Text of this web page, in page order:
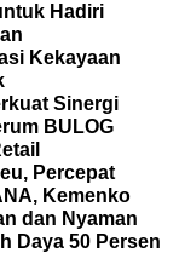
Hadiri
Kekayaan
Sinergi
BULOG
Percepat
Kemenko
dan Nyaman
Daya 50 Persen